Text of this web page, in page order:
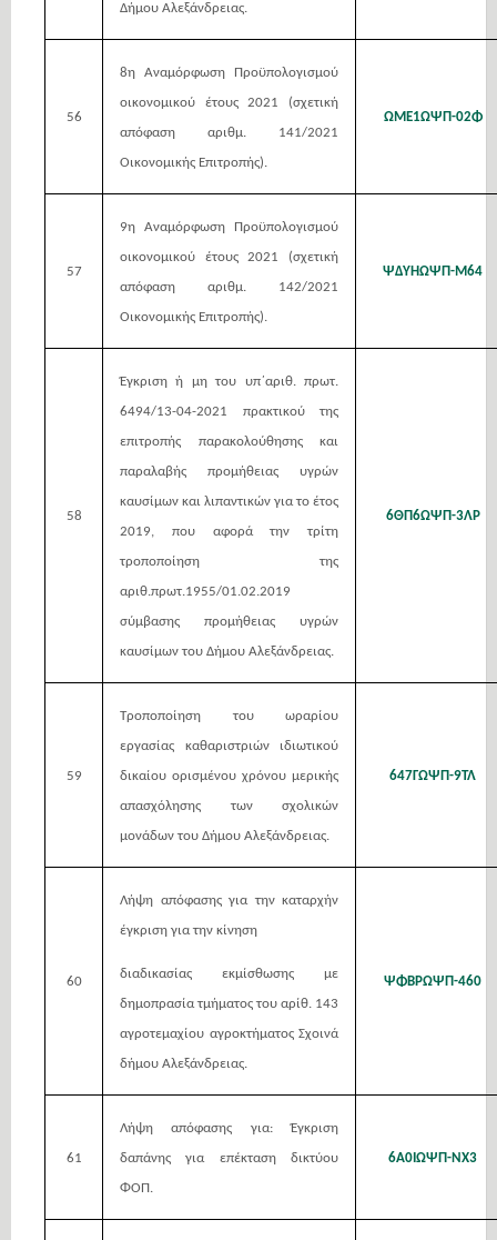
Δήμου Αλεξάνδρειας.
56
8η Αναμόρφωση Προϋπολογισμού
οικονομικού έτους 2021 (σχετική
απόφαση αριθμ. 141/2021
Οικονομικής Επιτροπής).
ΩΜΕ1ΩΨΠ-02Φ
57
9η Αναμόρφωση Προϋπολογισμού
οικονομικού έτους 2021 (σχετική
απόφαση αριθμ. 142/2021
Οικονομικής Επιτροπής).
ΨΔΥΗΩΨΠ-Μ64
58
Έγκριση ή μη του υπ΄αριθ. πρωτ.
6494/13-04-2021 πρακτικού της
επιτροπής παρακολούθησης και
παραλαβής προμήθειας υγρών
καυσίμων και λιπαντικών για το έτος
2019, που αφορά την τρίτη
τροποποίηση της
αριθ.πρωτ.1955/01.02.2019
σύμβασης προμήθειας υγρών
καυσίμων του Δήμου Αλεξάνδρειας.
6ΘΠ6ΩΨΠ-3ΛΡ
59
Τροποποίηση του ωραρίου
εργασίας καθαριστριών ιδιωτικού
δικαίου ορισμένου χρόνου μερικής
απασχόλησης των σχολικών
μονάδων του Δήμου Αλεξάνδρειας.
647ΓΩΨΠ-9ΤΛ
60
Λήψη απόφασης για την καταρχήν
έγκριση για την κίνηση
διαδικασίας εκμίσθωσης με
δημοπρασία τμήματος του αρίθ. 143
αγροτεμαχίου αγροκτήματος Σχοινά
δήμου Αλεξάνδρειας.
ΨΦΒΡΩΨΠ-460
61
Λήψη απόφασης για: Έγκριση
δαπάνης για επέκταση δικτύου
ΦΟΠ.
6Α0ΙΩΨΠ-ΝΧ3